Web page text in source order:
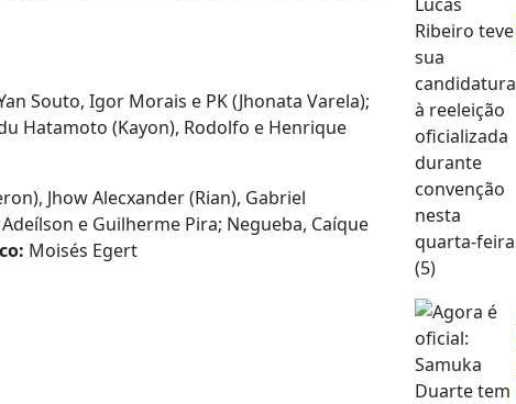
Souto, Igor Morais e PK (Jhonata Varela);
Hatamoto (Kayon), Rodolfo e Henrique
Jhow Alecxander (Rian), Gabriel
e Guilherme Pira; Negueba, Caíque
Moisés Egert